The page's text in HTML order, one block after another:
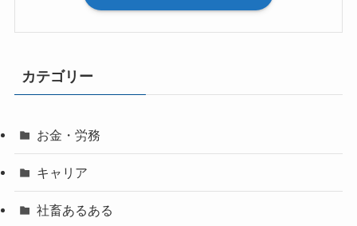
カテゴリー
お金・労務
キャリア
社畜あるある